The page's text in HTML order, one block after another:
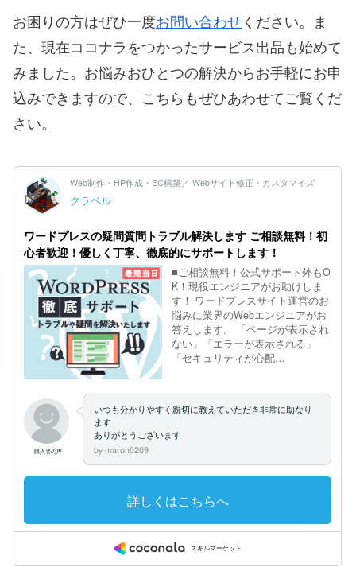
お困りの方はぜひ一度お問い合わせ ください。ま
た、現在ココナラをつかったサービス出品も始めて
みました。お悩みおひとつの解決からお手軽にお申
込みできますので、こちらもぜひあわせてご覧くだ
さい。